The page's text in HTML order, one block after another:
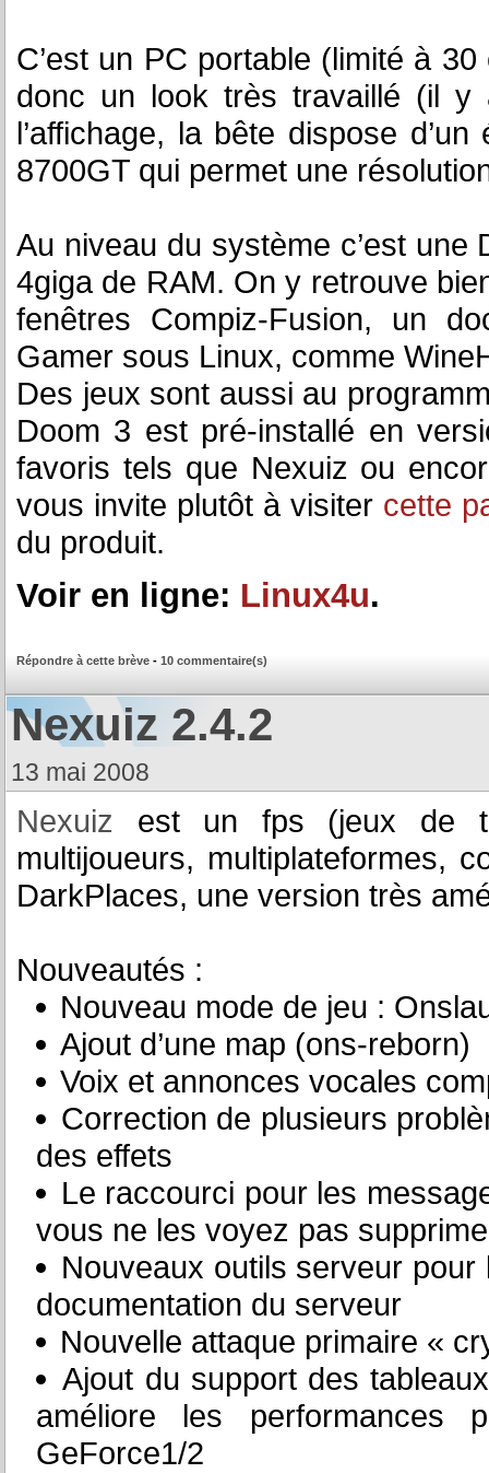
C’est un PC portable (limité à
donc un look très travaillé (il
l’affichage, la bête dispose
8700GT qui permet une
Au niveau du système c’est
4giga de RAM. On y retrouve
fenêtres Compiz-Fusion, un
Gamer sous Linux, comme
Des jeux sont aussi au
Doom 3 est pré-installé en
favoris tels que Nexuiz ou
vous invite plutôt à visiter cette
du produit.
Voir en ligne: Linux4u.
Répondre à cette brève - 10 commentaire(s)
Nexuiz 2.4.2
13 mai 2008
Nexuiz est un fps (jeux de
multijoueurs, multiplateformes,
DarkPlaces, une version très
Nouveautés :
Nouveau mode de jeu :
Ajout d’une map (ons-reborn)
Voix et annonces vocales
Correction de plusieurs
des effets
Le raccourci pour les
vous ne les voyez pas
Nouveaux outils serveur
documentation du serveur
Nouvelle attaque primaire «
Ajout du support des
améliore les performances
GeForce1/2